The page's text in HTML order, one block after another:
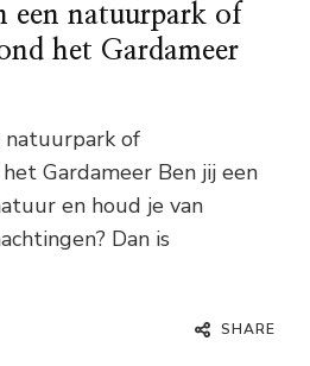
een natuurpark of
het Gardameer
natuurpark of
Gardameer Ben jij een
en houd je van
Dan is
SHARE